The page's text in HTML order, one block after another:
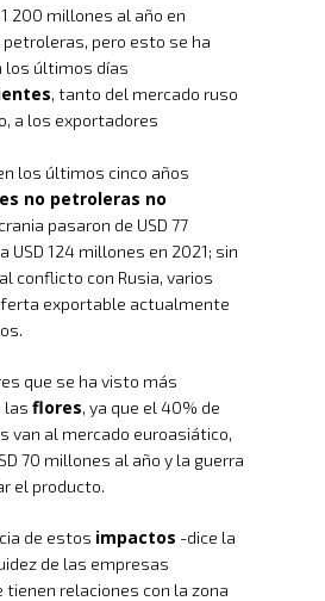
200 millones al año en
pero esto se ha
los últimos días
, tanto del mercado ruso
a los exportadores
los últimos cinco años
no petroleras no
pasaron de USD 77
USD 124 millones en 2021; sin
conflicto con Rusia, varios
exportable actualmente
que se ha visto más
las flores, ya que el 40% de
van al mercado euroasiático,
70 millones al año y la guerra
el producto.
de estos impactos -dice la
de las empresas
tienen relaciones con la zona